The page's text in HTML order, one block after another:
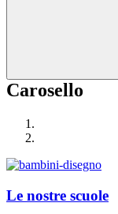
Carosello
Le nostre scuole